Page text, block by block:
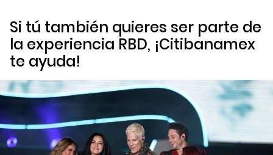
Si tú también quieres ser parte de
la experiencia RBD, ¡Citibanamex
te ayuda!